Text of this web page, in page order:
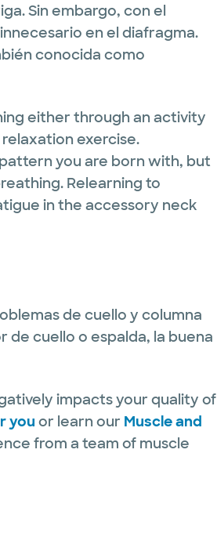
Sin embargo, con el
en el diafragma.
conocida como
either through an activity
exercise.
you are born with, but
Relearning to
in the accessory neck
de cuello y columna
cuello o espalda, la buena
impacts your quality of
you or learn our Muscle and
from a team of muscle